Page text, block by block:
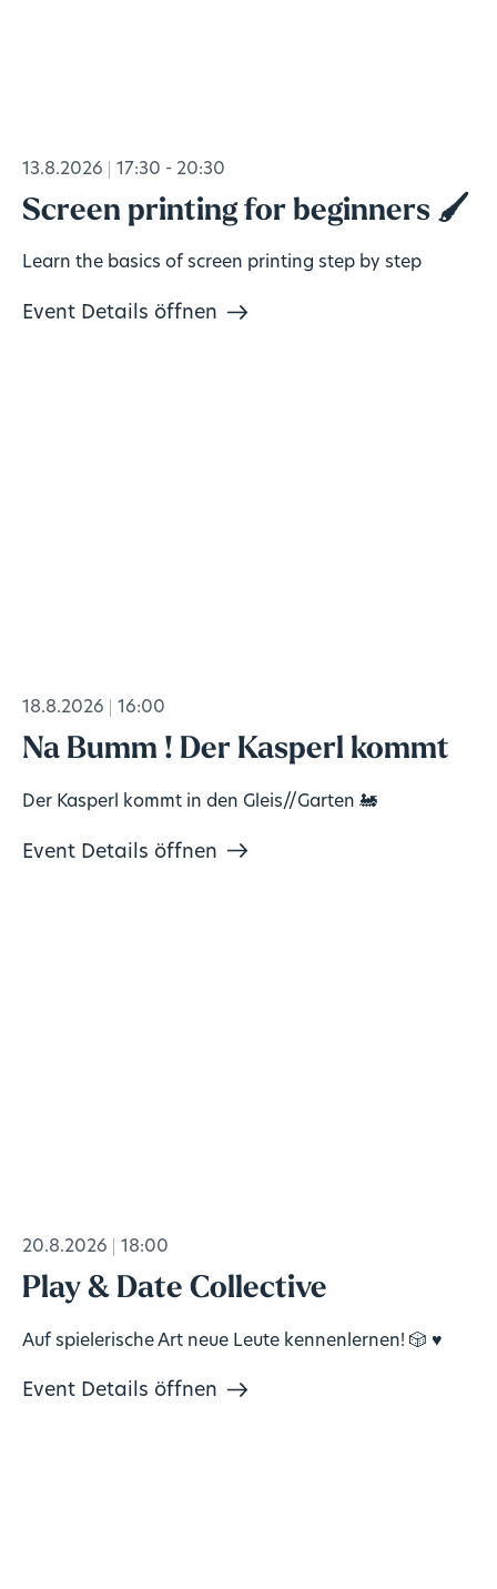
13.8.2026 17:30 - 20:30
Screen printing for beginners 🖌️
Learn the basics of screen printing step by step
Event Details öffnen
18.8.2026 16:00
Na Bumm ! Der Kasperl kommt
Der Kasperl kommt in den Gleis//Garten 🚂
Event Details öffnen
20.8.2026 18:00
Play & Date Collective
Auf spielerische Art neue Leute kennenlernen! 🎲 ♥️
Event Details öffnen